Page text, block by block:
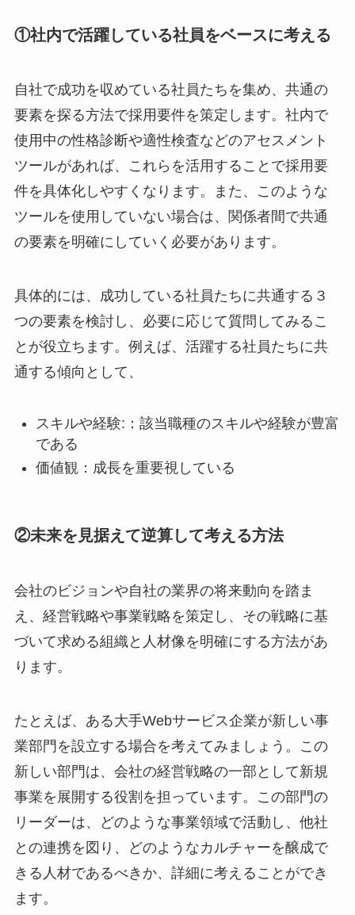
①社内で活躍している社員をベースに考える
自社で成功を収めている社員たちを集め、共通の
要素を探る方法で採用要件を策定します。社内で
使用中の性格診断や適性検査などのアセスメント
ツールがあれば、これらを活用することで採用要
件を具体化しやすくなります。また、このような
ツールを使用していない場合は、関係者間で共通
の要素を明確にしていく必要があります。
具体的には、成功している社員たちに共通する３
つの要素を検討し、必要に応じて質問してみるこ
とが役立ちます。例えば、活躍する社員たちに共
通する傾向として、
スキルや経験:：該当職種のスキルや経験が豊富
である
価値観：成長を重要視している
②未来を見据えて逆算して考える方法
会社のビジョンや自社の業界の将来動向を踏ま
え、経営戦略や事業戦略を策定し、その戦略に基
づいて求める組織と人材像を明確にする方法があ
ります。
たとえば、ある大手Webサービス企業が新しい事
業部門を設立する場合を考えてみましょう。この
新しい部門は、会社の経営戦略の一部として新規
事業を展開する役割を担っています。この部門の
リーダーは、どのような事業領域で活動し、他社
との連携を図り、どのようなカルチャーを醸成で
きる人材であるべきか、詳細に考えることができ
ます。